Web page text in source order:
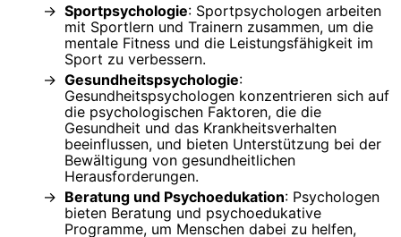
Sportpsychologie: Sportpsychologen arbeiten
mit Sportlern und Trainern zusammen, um die
mentale Fitness und die Leistungsfähigkeit im
Sport zu verbessern.
Gesundheitspsychologie:
Gesundheitspsychologen konzentrieren sich auf
die psychologischen Faktoren, die die
Gesundheit und das Krankheitsverhalten
beeinflussen, und bieten Unterstützung bei der
Bewältigung von gesundheitlichen
Herausforderungen.
Beratung und Psychoedukation: Psychologen
bieten Beratung und psychoedukative
Programme, um Menschen dabei zu helfen,